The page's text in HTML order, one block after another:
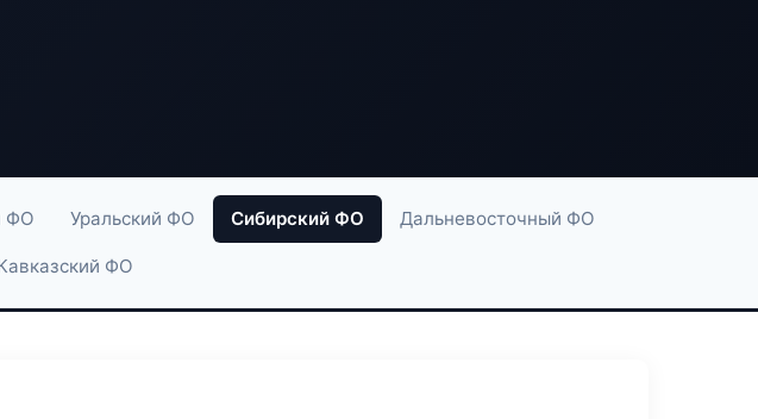
ФО Уральский ФО Сибирский ФО Дальневосточный ФО
ФО